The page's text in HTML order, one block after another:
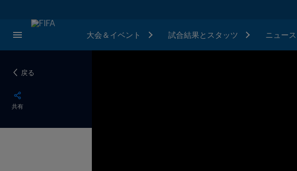
大会＆イベント 試合結果とスタッツ ニュース
戻る
共有